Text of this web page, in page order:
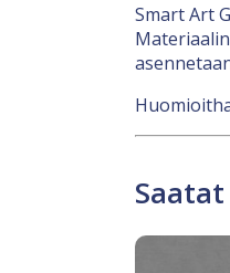
Smart Art